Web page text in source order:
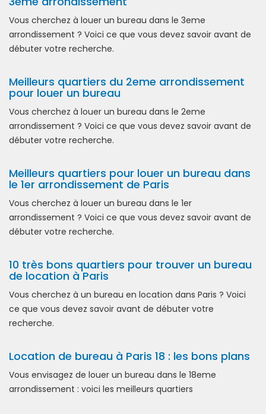
Vous cherchez à louer un bureau dans le 3eme
arrondissement ? Voici ce que vous devez savoir avant de
débuter votre recherche.
Meilleurs quartiers du 2eme arrondissement
pour louer un bureau
Vous cherchez à louer un bureau dans le 2eme
arrondissement ? Voici ce que vous devez savoir avant de
débuter votre recherche.
Meilleurs quartiers pour louer un bureau dans
le 1er arrondissement de Paris
Vous cherchez à louer un bureau dans le 1er
arrondissement ? Voici ce que vous devez savoir avant de
débuter votre recherche.
10 très bons quartiers pour trouver un bureau
de location à Paris
Vous cherchez à un bureau en location dans Paris ? Voici
ce que vous devez savoir avant de débuter votre
recherche.
Location de bureau à Paris 18 : les bons plans
Vous envisagez de louer un bureau dans le 18eme
arrondissement : voici les meilleurs quartiers